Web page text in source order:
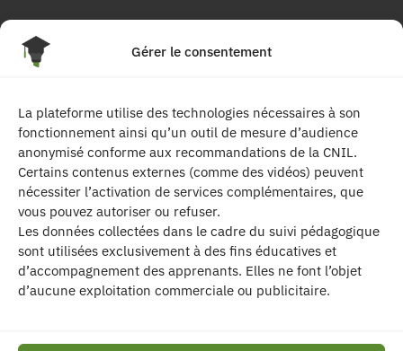
Gérer le consentement
La plateforme utilise des technologies nécessaires à son
fonctionnement ainsi qu’un outil de mesure d’audience
anonymisé conforme aux recommandations de la CNIL.
Certains contenus externes (comme des vidéos) peuvent
nécessiter l’activation de services complémentaires, que
vous pouvez autoriser ou refuser.
Les données collectées dans le cadre du suivi pédagogique
sont utilisées exclusivement à des fins éducatives et
d’accompagnement des apprenants. Elles ne font l’objet
d’aucune exploitation commerciale ou publicitaire.
4 Rue Georges Pompidou
Suivez-nous
| Les contenus publiés sur ce site sont